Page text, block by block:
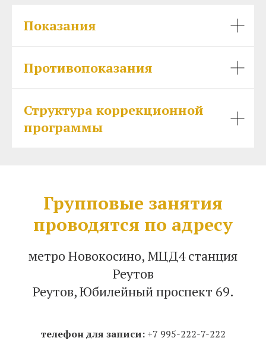
Показания
Противопоказания
Структура коррекционной
программы
Групповые занятия
проводятся по адресу
метро Новокосино, МЦД4 станция
Реутов
Реутов, Юбилейный проспект 69.
телефон для записи:+7 995-222-7-222